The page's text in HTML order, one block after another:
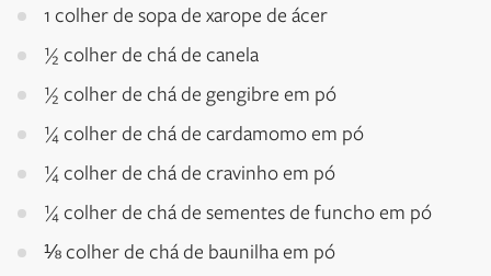
1 colher de sopa de xarope de ácer
½ colher de chá de canela
½ colher de chá de gengibre em pó
¼ colher de chá de cardamomo em pó
¼ colher de chá de cravinho em pó
¼ colher de chá de sementes de funcho em pó
⅛ colher de chá de baunilha em pó